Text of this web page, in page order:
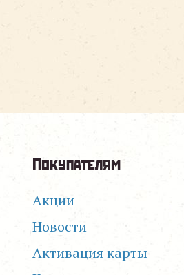
Покупателям
Акции
Новости
Активация карты